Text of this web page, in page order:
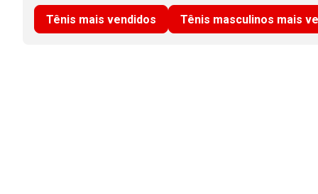
Tênis mais vendidos Tênis masculinos mais